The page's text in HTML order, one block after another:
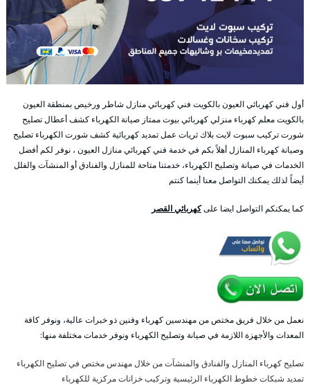
أول فني كهربائي العيون بالكويت فني كهربائي منازل شاطر ورخيص بمنطقة العيون
بالكويت معلم كهرباء منزلي كهربائي بيوت ممتاز صيانة الكهرباء كشف أعطال تصليح
شورت تركيب سبوت لايت بلاك ثريات عمل تمديد كهربائية كشف شورت الكهرباء تصليح
وصيانة كهرباء المنازل أهلاً بكم في خدمة فني كهربائي منازل العيون ، نوفر لكم أفضل
الخدمات في صيانة وتصليح الكهرباء، خدمتنا متاحة للمنازل والفنادق أو المنشآت والفلل
أيضاً لذلك يمكنك التواصل معنا أينما كنتم
كما يمكنكم التواصل ايضا علىكهربائي القصر
نعمل من خلال فريق مختص من مهندسين كهرباء وفنين ذو خبرات عالية، ونوفر كافة
المعدات والأجهزة اللازمة في صيانة وتصليح الكهرباء ونوفر خدمات مختلفة منها:
تصليح كهرباء المنازل والفنادق والمنشآت من خلال مهندس مختص في تصليح الكهرباء
تمديد شبكات خطوط الكهرباء الرئيسية وتركيب خزانات مركزية للكهرباء